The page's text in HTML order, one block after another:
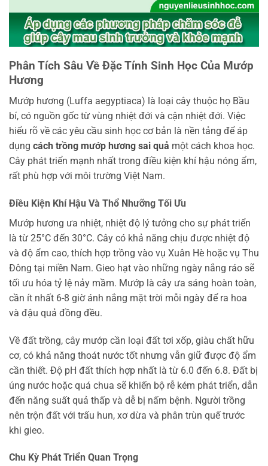
Phân Tích Sâu Về Đặc Tính Sinh Học Của Mướp
Hương
Mướp hương (Luffa aegyptiaca) là loại cây thuộc họ Bầu
bí, có nguồn gốc từ vùng nhiệt đới và cận nhiệt đới. Việc
hiểu rõ về các yêu cầu sinh học cơ bản là nền tảng để áp
dụng cách trồng mướp hương sai quả một cách khoa học.
Cây phát triển mạnh nhất trong điều kiện khí hậu nóng ẩm,
rất phù hợp với môi trường Việt Nam.
Điều Kiện Khí Hậu Và Thổ Nhưỡng Tối Ưu
Mướp hương ưa nhiệt, nhiệt độ lý tưởng cho sự phát triển
là từ 25°C đến 30°C. Cây có khả năng chịu được nhiệt độ
và độ ẩm cao, thích hợp trồng vào vụ Xuân Hè hoặc vụ Thu
Đông tại miền Nam. Gieo hạt vào những ngày nắng ráo sẽ
tối ưu hóa tỷ lệ nảy mầm. Mướp là cây ưa sáng hoàn toàn,
cần ít nhất 6-8 giờ ánh nắng mặt trời mỗi ngày để ra hoa
và đậu quả đồng đều.
Về đất trồng, cây mướp cần loại đất tơi xốp, giàu chất hữu
cơ, có khả năng thoát nước tốt nhưng vẫn giữ được độ ẩm
cần thiết. Độ pH đất thích hợp nhất là từ 6.0 đến 6.8. Đất bị
úng nước hoặc quá chua sẽ khiến bộ rễ kém phát triển, dẫn
đến năng suất quả thấp và dễ bị nấm bệnh. Người trồng
nên trộn đất với trấu hun, xơ dừa và phân trùn quế trước
khi gieo.
Chu Kỳ Phát Triển Quan Trọng